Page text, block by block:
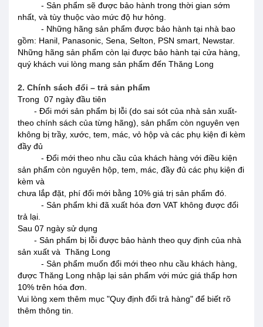
- Sản phẩm sẽ được bảo hành trong thời gian sớm
nhất, và tùy thuộc vào mức độ hư hỏng.
- Những hãng sản phẩm được bảo hành tại nhà bao
gồm: Hanil, Panasonic, Sena, Selton, PSN smart, Newstar.
Những hãng sản phẩm còn lại được bảo hành tại cửa hàng,
quý khách vui lòng mang sản phẩm đến Thăng Long
2. Chính sách đổi – trả sản phẩm
Trong 07 ngày đầu tiên
- Đổi mới sản phẩm bị lỗi (do sai sót của nhà sản xuất-
theo chính sách của từng hãng), sản phẩm còn nguyên vẹn
không bị trầy, xước, tem, mác, vỏ hộp và các phụ kiện đi kèm
đầy đủ
- Đổi mới theo nhu cầu của khách hàng với điều kiện
sản phẩm còn nguyên hộp, tem, mác, đầy đủ các phụ kiện đi
kèm và
chưa lắp đặt, phí đổi mới bằng 10% giá trị sản phẩm đó.
- Sản phẩm khi đã xuất hóa đơn VAT không được đổi
trả lại.
Sau 07 ngày sử dụng
- Sản phẩm bị lỗi được bảo hành theo quy định của nhà
sản xuất và Thăng Long
- Sản phẩm muốn đổi mới theo nhu cầu khách hàng,
được Thăng Long nhập lại sản phẩm với mức giá thấp hơn
10% trên hóa đơn.
Vui lòng xem thêm mục "Quy định đổi trả hàng" để biết rõ
thêm thông tin.